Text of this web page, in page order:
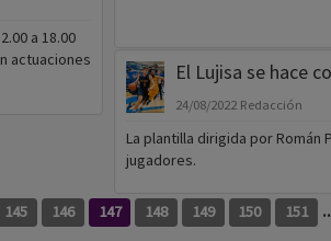
a 18.00
actuaciones
El Lujisa se hace
24/08/2022 Redacción
La plantilla dirigida por Román
jugadores.
145 146 147 148 149 150 151